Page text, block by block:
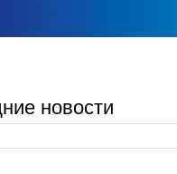
новости